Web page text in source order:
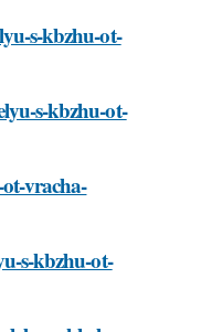
s-kbzhu-ot-
s-kbzhu-ot-
vracha-
s-kbzhu-ot-